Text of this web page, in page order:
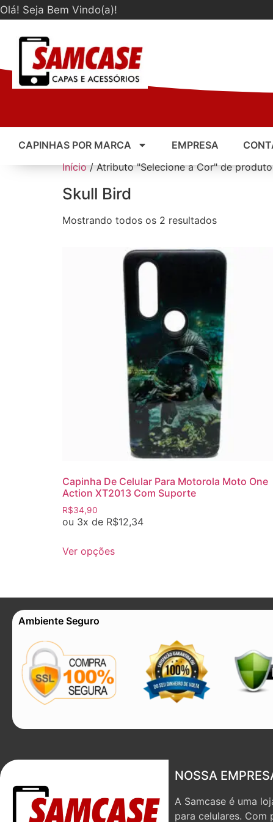
Olá! Seja Bem Vindo(a)!
CAPINHAS POR MARCA EMPRESA
Início/ Atributo "Selecione a Cor" de
Skull Bird
Mostrando todos os 2 resultados
Capinha De Celular Para Motorola Moto One
Action XT2013 Com Suporte
R$34,90
ou 3x de R$12,34
Ver opções
Ambiente Seguro
NOSSA
A Samcase é uma
para celulares.